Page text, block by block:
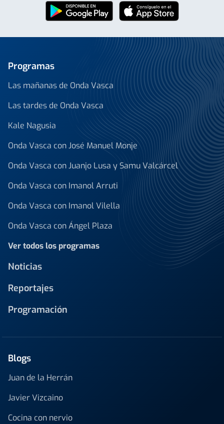
Programas
Las mañanas de Onda Vasca
Las tardes de Onda Vasca
Kale Nagusia
Onda Vasca con José Manuel Monje
Onda Vasca con Juanjo Lusa y Samu Valcárcel
Onda Vasca con Imanol Arruti
Onda Vasca con Imanol Vilella
Onda Vasca con Ángel Plaza
Ver todos los programas
Noticias
Reportajes
Programación
Blogs
Juan de la Herrán
Javier Vizcaino
Cocina con nervio